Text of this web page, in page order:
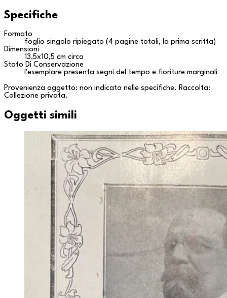
Specifiche
Formato
foglio singolo ripiegato (4 pagine totali, la prima scritta)
Dimensioni
13,5x10,5 cm circa
Stato Di Conservazione
l'esemplare presenta segni del tempo e fioriture marginali
Provenienza oggetto: non indicata nelle specifiche. Raccolta:
Collezione privata.
Oggetti simili